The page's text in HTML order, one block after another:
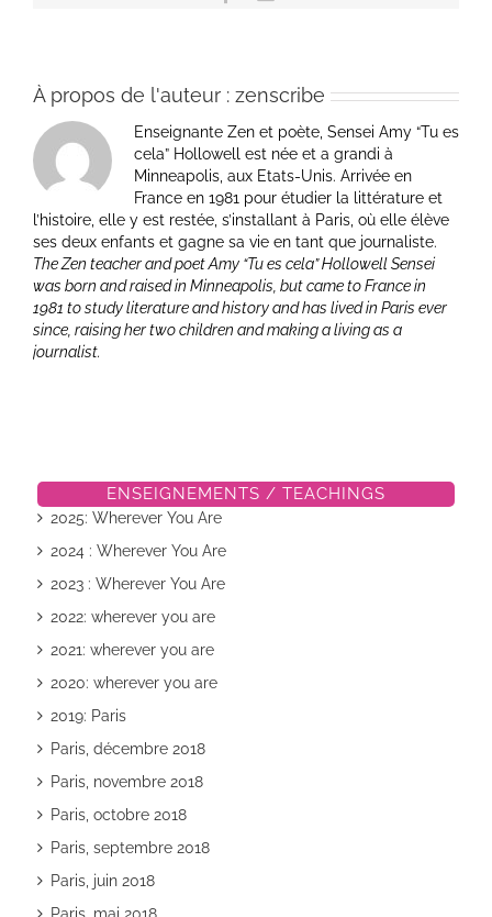
À propos de l'auteur : zenscribe
Enseignante Zen et poète, Sensei Amy “Tu es
cela” Hollowell est née et a grandi à
Minneapolis, aux Etats-Unis. Arrivée en
France en 1981 pour étudier la littérature et
l’histoire, elle y est restée, s’installant à Paris, où elle élève
ses deux enfants et gagne sa vie en tant que journaliste.
The Zen teacher and poet Amy “Tu es cela” Hollowell Sensei
was born and raised in Minneapolis, but came to France in
1981 to study literature and history and has lived in Paris ever
since, raising her two children and making a living as a
journalist.
ENSEIGNEMENTS / TEACHINGS
2025: Wherever You Are
2024 : Wherever You Are
2023 : Wherever You Are
2022: wherever you are
2021: wherever you are
2020: wherever you are
2019: Paris
Paris, décembre 2018
Paris, novembre 2018
Paris, octobre 2018
Paris, septembre 2018
Paris, juin 2018
Paris, mai 2018